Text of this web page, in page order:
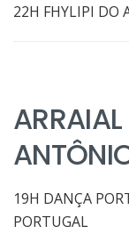
22H FHYLIPI DO
19H DANÇA
PORTUGAL